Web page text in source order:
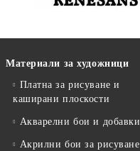
Материали за художници
Платна за рисуване и
каширани плоскости
Акварелни бои и добавки
Акрилни бои за рисуване